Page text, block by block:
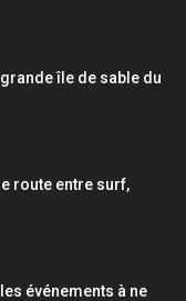
île de sable du
route entre surf,
événements à ne